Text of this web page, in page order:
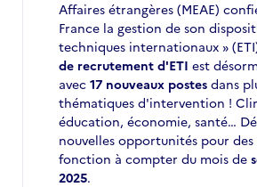
Affaires étrangères (MEAE)
France la gestion de son
techniques internationaux »
de recrutement d'ETI est
avec 17 nouveaux postes dans
thématiques d'intervention !
éducation, économie, santé…
nouvelles opportunités pour des
fonction à compter du mois de
2025.